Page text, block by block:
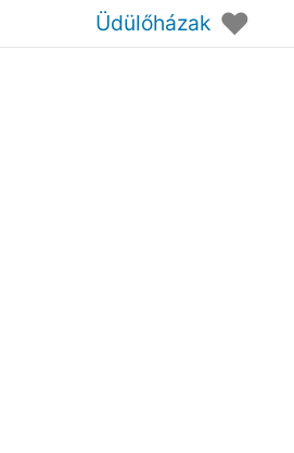
Üdülőházak ♥